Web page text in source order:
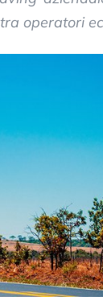
operatori